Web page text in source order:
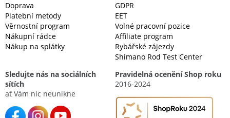
Doprava
Platební metody
Věrnostní program
Nákupní rádce
Nákup na splátky
GDPR
EET
Volné pracovní pozice
Affiliate program
Rybářské zájezdy
Shimano Rod Test Center
Sledujte nás na sociálních
sítích
ať Vám nic neunikne
Pravidelná ocenění Shop roku
2016-2024